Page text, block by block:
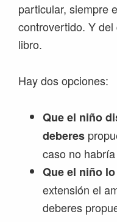
particular, siempre
controvertido. Y
libro.
Hay dos opciones:
Que el niño
deberes
caso no
Que el niño
extensión el
deberes